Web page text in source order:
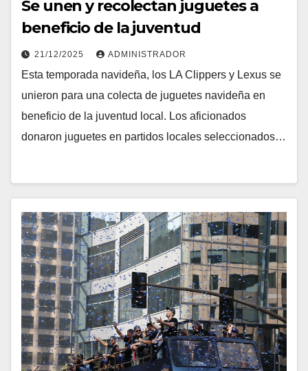
Se unen y recolectan juguetes a
beneficio de la juventud
21/12/2025 ADMINISTRADOR
Esta temporada navideña, los LA Clippers y Lexus se
unieron para una colecta de juguetes navideña en
beneficio de la juventud local. Los aficionados
donaron juguetes en partidos locales seleccionados…